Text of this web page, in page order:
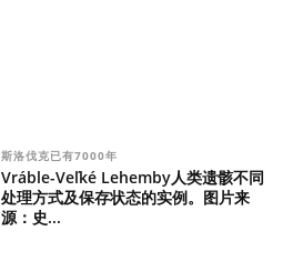
斯洛伐克已有7000年
Vráble-Veľké Lehemby人类遗骸不同
处理方式及保存状态的实例。图片来
源：史...